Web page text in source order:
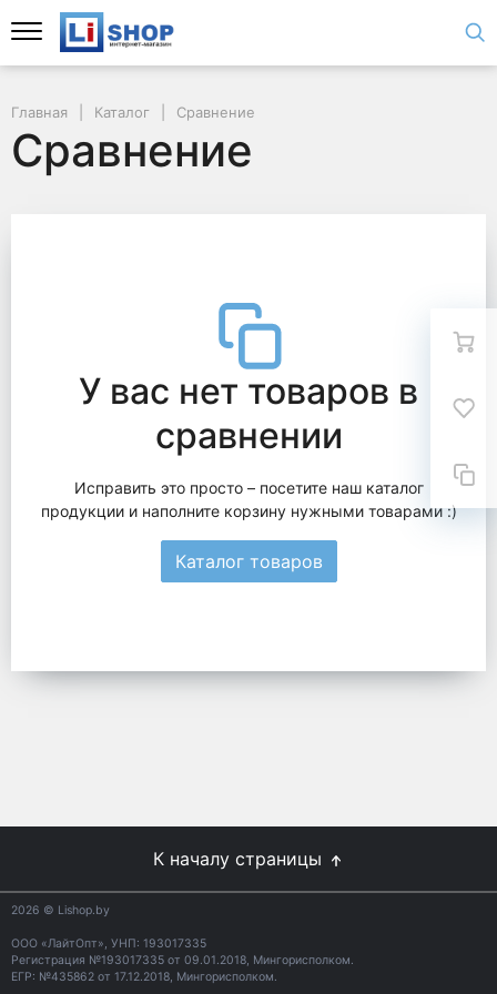
Главная Каталог Сравнение
Сравнение
У вас нет товаров в
сравнении
Исправить это просто – посетите наш каталог
продукции и наполните корзину нужными товарами :)
Каталог товаров
К началу страницы
2026 © Lishop.by
ООО «ЛайтОпт», УНП: 193017335
Регистрация №193017335 от 09.01.2018, Мингорисполком.
ЕГР: №435862 от 17.12.2018, Мингорисполком.